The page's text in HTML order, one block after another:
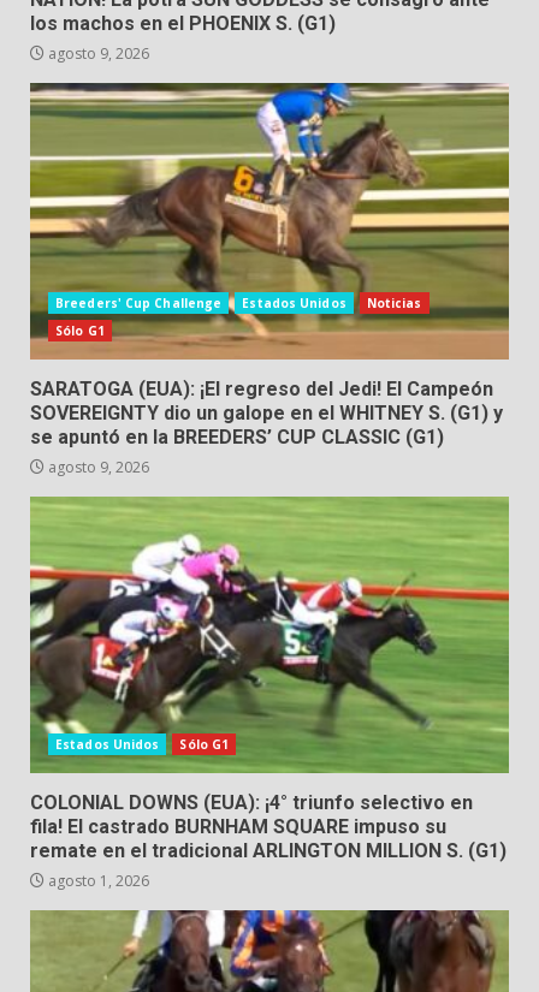
los machos en el PHOENIX S. (G1)
agosto 9, 2026
Breeders' Cup Challenge Estados Unidos
Noticias
Sólo G1
SARATOGA (EUA): ¡El regreso del Jedi! El Campeón
SOVEREIGNTY dio un galope en el WHITNEY S. (G1) y
se apuntó en la BREEDERS’ CUP CLASSIC (G1)
agosto 9, 2026
Estados Unidos Sólo G1
COLONIAL DOWNS (EUA): ¡4° triunfo selectivo en
fila! El castrado BURNHAM SQUARE impuso su
remate en el tradicional ARLINGTON MILLION S. (G1)
agosto 1, 2026